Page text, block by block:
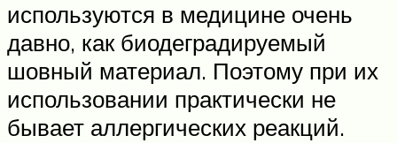
используются в медицине очень
давно, как биодеградируемый
шовный материал. Поэтому при их
использовании практически не
бывает аллергических реакций.